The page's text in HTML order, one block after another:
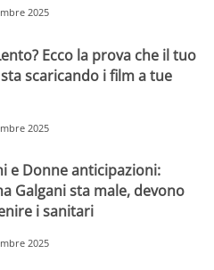
2025
Ecco la prova che il tuo
scaricando i film a tue
2025
e Donne anticipazioni:
Galgani sta male, devono
i sanitari
2025